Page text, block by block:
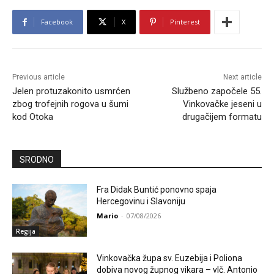
Facebook X Pinterest
Previous article
Jelen protuzakonito usmrćen
zbog trofejnih rogova u šumi
kod Otoka
Next article
Službeno započele 55.
Vinkovačke jeseni u
drugačijem formatu
SRODNO
Regija
Fra Didak Buntić ponovno spaja
Hercegovinu i Slavoniju
Mario - 07/08/2026
Vinkovačka župa sv. Euzebija i Poliona
dobiva novog župnog vikara – vlč. Antonio